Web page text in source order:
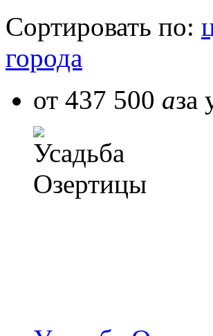
Сортировать по:
города
от 437 500 aза